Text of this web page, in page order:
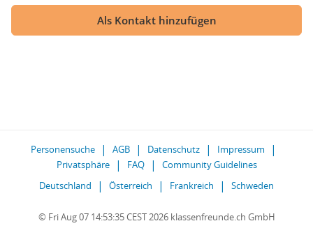
Als Kontakt hinzufügen
Personensuche AGB Datenschutz
Impressum
Privatsphäre
FAQ
Community Guidelines
Deutschland
Österreich Frankreich Schweden
© Fri Aug 07 14:53:35 CEST 2026 klassenfreunde.ch GmbH